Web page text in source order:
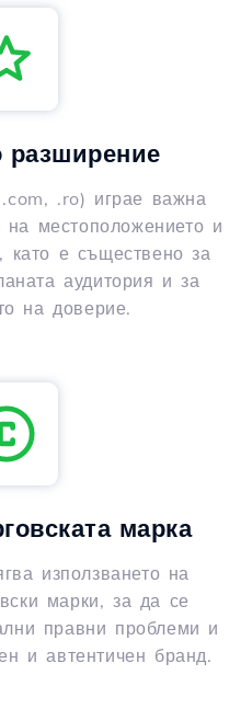
разширение
.ro) играе важна
на местоположението и
като е съществено за
аудитория и за
на доверие.
марка
използването на
марки, за да се
правни проблеми и
и автентичен бранд.